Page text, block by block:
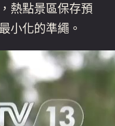
熱點景區保存預
小化的準繩。